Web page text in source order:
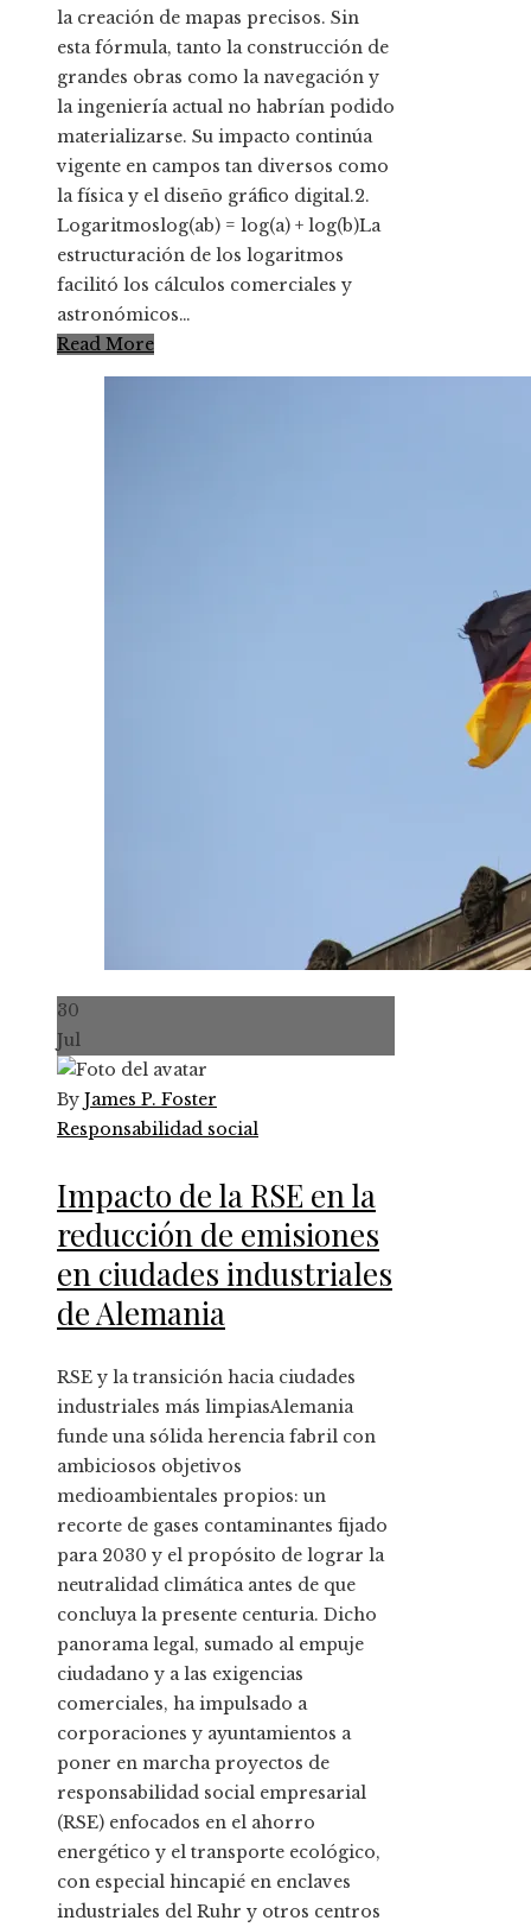
la creación de mapas precisos. Sin
esta fórmula, tanto la construcción de
grandes obras como la navegación y
la ingeniería actual no habrían podido
materializarse. Su impacto continúa
vigente en campos tan diversos como
la física y el diseño gráfico digital.2.
Logaritmoslog(ab) = log(a) + log(b)La
estructuración de los logaritmos
facilitó los cálculos comerciales y
astronómicos…
Read More
30
Jul
By James P. Foster
Responsabilidad social
Impacto de la RSE en la
reducción de emisiones
en ciudades industriales
de Alemania
RSE y la transición hacia ciudades
industriales más limpiasAlemania
funde una sólida herencia fabril con
ambiciosos objetivos
medioambientales propios: un
recorte de gases contaminantes fijado
para 2030 y el propósito de lograr la
neutralidad climática antes de que
concluya la presente centuria. Dicho
panorama legal, sumado al empuje
ciudadano y a las exigencias
comerciales, ha impulsado a
corporaciones y ayuntamientos a
poner en marcha proyectos de
responsabilidad social empresarial
(RSE) enfocados en el ahorro
energético y el transporte ecológico,
con especial hincapié en enclaves
industriales del Ruhr y otros centros